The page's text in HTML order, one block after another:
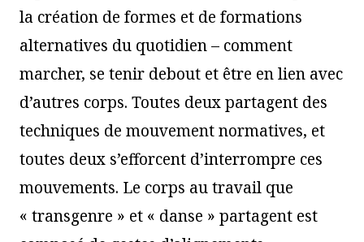
la création de formes et de formations
alternatives du quotidien – comment
marcher, se tenir debout et être en lien avec
d’autres corps. Toutes deux partagent des
techniques de mouvement normatives, et
toutes deux s’efforcent d’interrompre ces
mouvements. Le corps au travail que
« transgenre » et « danse » partagent est